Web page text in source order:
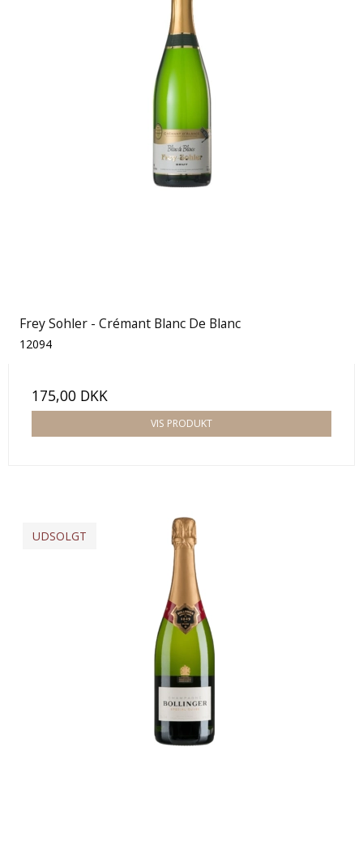
Frey Sohler - Crémant Blanc De Blanc
12094
175,00 DKK
VIS PRODUKT
UDSOLGT